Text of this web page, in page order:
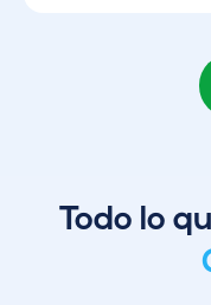
Todo lo